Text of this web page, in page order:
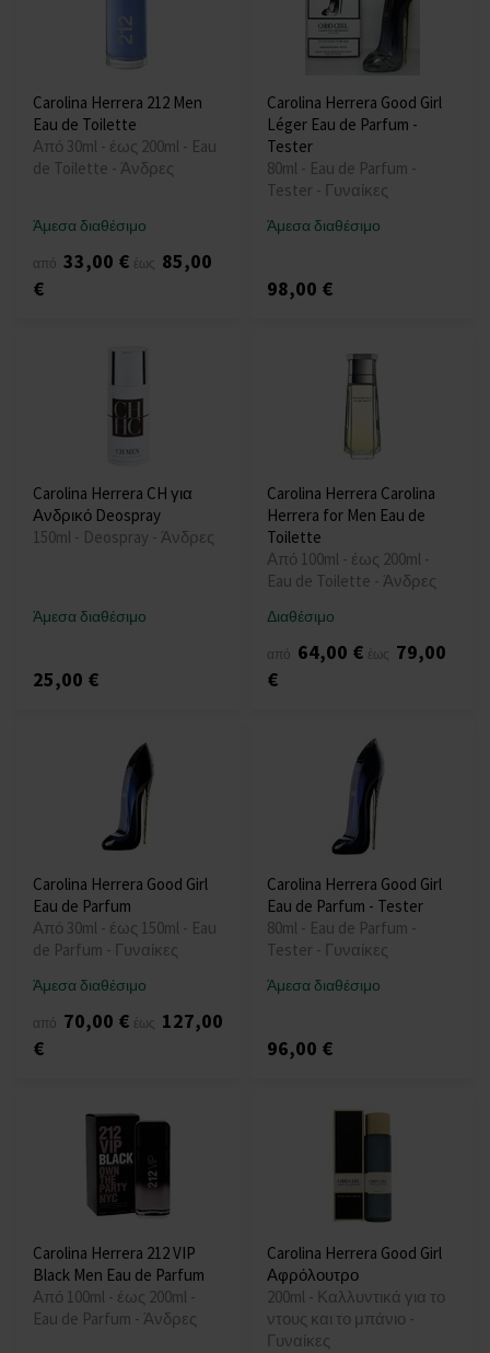
Carolina Herrera 212 Men
Eau de Toilette
Από 30ml - έως 200ml - Eau
de Toilette - Άνδρες
Άμεσα διαθέσιμο
από 33,00 € έως 85,00
€
Carolina Herrera Good Girl
Léger Eau de Parfum -
Tester
80ml - Eau de Parfum -
Tester - Γυναίκες
Άμεσα διαθέσιμο
98,00 €
Carolina Herrera CH για
Ανδρικό Deospray
150ml - Deospray - Άνδρες
Άμεσα διαθέσιμο
25,00 €
Carolina Herrera Carolina
Herrera for Men Eau de
Toilette
Από 100ml - έως 200ml -
Eau de Toilette - Άνδρες
Διαθέσιμο
από 64,00 € έως 79,00
€
Carolina Herrera Good Girl
Eau de Parfum
Από 30ml - έως 150ml - Eau
de Parfum - Γυναίκες
Άμεσα διαθέσιμο
από 70,00 € έως 127,00
€
Carolina Herrera Good Girl
Eau de Parfum - Tester
80ml - Eau de Parfum -
Tester - Γυναίκες
Άμεσα διαθέσιμο
96,00 €
Carolina Herrera 212 VIP
Black Men Eau de Parfum
Από 100ml - έως 200ml -
Eau de Parfum - Άνδρες
Carolina Herrera Good Girl
Αφρόλουτρο
200ml - Καλλυντικά για το
ντους και το μπάνιο -
Γυναίκες